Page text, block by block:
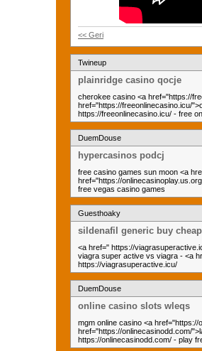
<< Geri
Twineup
plainridge casino qocje
cherokee casino <a href="https://
href="https://freeonlinecasino.icu/
https://freeonlinecasino.icu/ - free
DuemDouse
hypercasinos podcj
free casino games sun moon <a
href="https://
free vegas casino games
Guesthoaky
sildenafil generic buy
<a href=" https://
viagra super active vs viagra - <a
https://viagrasuperactive.icu/
DuemDouse
online casino slots wleqs
mgm online casino <a
href="https://onlinecasinodd.com/
https://onlinecasinodd.com/ - play